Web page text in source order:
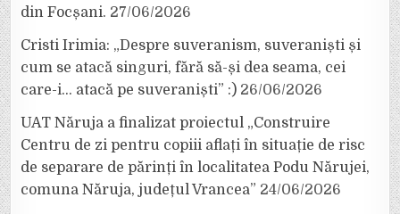
din Focșani. 27/06/2026
Cristi Irimia: „Despre suveranism, suveraniști și
cum se atacă singuri, fără să-și dea seama, cei
care-i… atacă pe suveraniști” :) 26/06/2026
UAT Năruja a finalizat proiectul „Construire
Centru de zi pentru copiii aflați în situație de risc
de separare de părinți în localitatea Podu Nărujei,
comuna Năruja, județul Vrancea” 24/06/2026